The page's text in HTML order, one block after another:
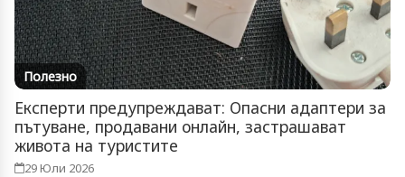
Полезно
Експерти предупреждават: Опасни адаптери за
пътуване, продавани онлайн, застрашават
живота на туристите
29 Юли 2026